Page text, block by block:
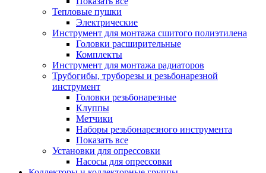
Тепловые пушки
Электрические
Инструмент для монтажа сшитого полиэтилена
Головки расширительные
Комплекты
Инструмент для монтажа радиаторов
Трубогибы, труборезы и резьбонарезной
инструмент
Головки резьбонарезные
Клуппы
Метчики
Наборы резьбонарезного инструмента
Показать все
Установки для опрессовки
Насосы для опрессовки